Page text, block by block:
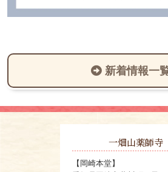
新着情報一
一畑山薬師寺
【岡崎本堂】